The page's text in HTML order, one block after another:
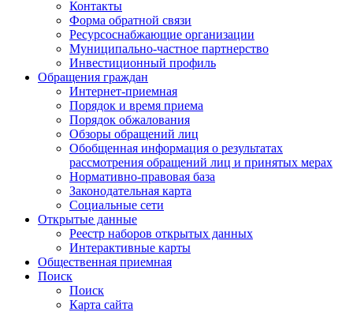
Контакты
Форма обратной связи
Ресурсоснабжающие организации
Муниципально-частное партнерство
Инвестиционный профиль
Обращения граждан
Интернет-приемная
Порядок и время приема
Порядок обжалования
Обзоры обращений лиц
Обобщенная информация о результатах
рассмотрения обращений лиц и принятых мерах
Нормативно-правовая база
Законодательная карта
Социальные сети
Открытые данные
Реестр наборов открытых данных
Интерактивные карты
Общественная приемная
Поиск
Поиск
Карта сайта